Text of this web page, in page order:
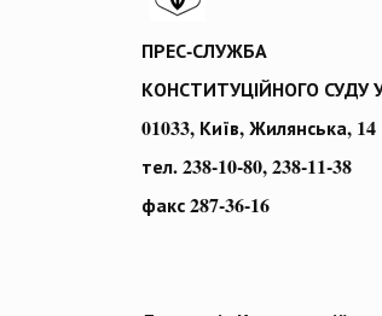
ПРЕС-СЛУЖБА
КОНСТИТУЦІЙНОГО СУДУ
01033, Київ, Жилянська, 14
тел. 238-10-80, 238-11-38
факс 287-36-16